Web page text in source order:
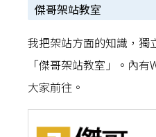
傑哥架站教室
我把架站方面的知識，獨
「傑哥架站教室」。內
大家前往。